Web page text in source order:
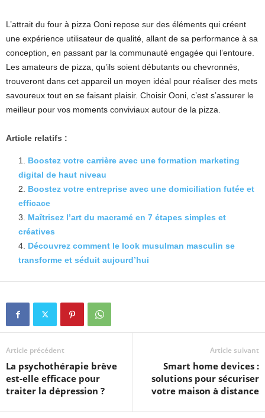
L’attrait du four à pizza Ooni repose sur des éléments qui créent
une expérience utilisateur de qualité, allant de sa performance à sa
conception, en passant par la communauté engagée qui l’entoure.
Les amateurs de pizza, qu’ils soient débutants ou chevronnés,
trouveront dans cet appareil un moyen idéal pour réaliser des mets
savoureux tout en se faisant plaisir. Choisir Ooni, c’est s’assurer le
meilleur pour vos moments conviviaux autour de la pizza.
Article relatifs :
Boostez votre carrière avec une formation marketing
digital de haut niveau
Boostez votre entreprise avec une domiciliation futée et
efficace
Maîtrisez l’art du macramé en 7 étapes simples et
créatives
Découvrez comment le look musulman masculin se
transforme et séduit aujourd’hui
Article précédent
La psychothérapie brève
est-elle efficace pour
traiter la dépression ?
Article suivant
Smart home devices :
solutions pour sécuriser
votre maison à distance